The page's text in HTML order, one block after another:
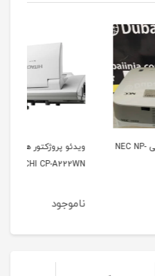
ویدئو پروژکتور هیتاچی
HITACHI CP-A222WN